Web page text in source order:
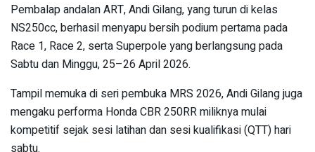
Pembalap andalan ART, Andi Gilang, yang turun di kelas
NS250cc, berhasil menyapu bersih podium pertama pada
Race 1, Race 2, serta Superpole yang berlangsung pada
Sabtu dan Minggu, 25–26 April 2026.
Tampil memuka di seri pembuka MRS 2026, Andi Gilang juga
mengaku performa Honda CBR 250RR miliknya mulai
kompetitif sejak sesi latihan dan sesi kualifikasi (QTT) hari
sabtu.